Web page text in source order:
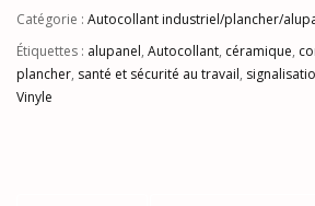
Catégorie : Autocollant industriel/plancher/
Étiquettes : alupanel, Autocollant, céramique,
plancher, santé et sécurité au travail,
Vinyle